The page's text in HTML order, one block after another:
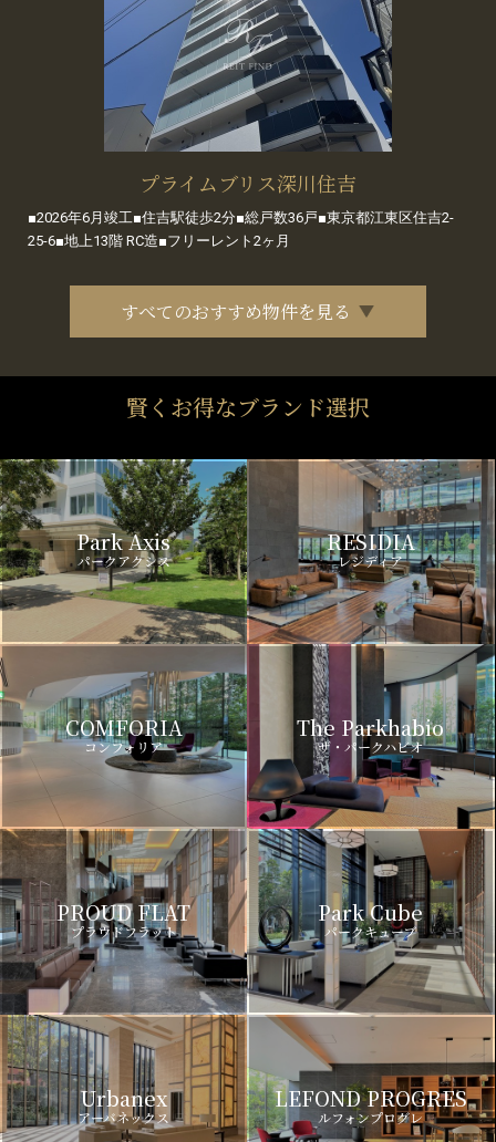
プライムブリス深川住吉
■2026年6月竣工■住吉駅徒歩2分■総戸数36戸■東京都江東区住吉2-
25-6■地上13階 RC造■フリーレント2ヶ月
すべてのおすすめ物件を見る
賢くお得なブランド選択
Park Axis
パークアクシス
RESIDIA
レジディア
COMFORIA
コンフォリア
The Parkhabio
ザ・パークハビオ
PROUD FLAT
プラウドフラット
Park Cube
パークキューブ
Urbanex
アーバネックス
LEFOND PROGRES
ルフォンプログレ